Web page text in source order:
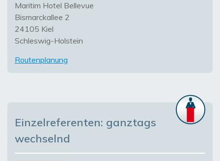
Maritim Hotel Bellevue
Bismarckallee 2
24105 Kiel
Schleswig-Holstein
Routenplanung
Einzelreferenten: ganztags
wechselnd